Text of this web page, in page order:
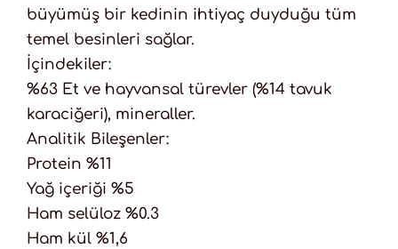
büyümüş bir kedinin ihtiyaç duyduğu tüm
temel besinleri sağlar.
İçindekiler:
%63 Et ve hayvansal türevler (%14 tavuk
karaciğeri), mineraller.
Analitik Bileşenler:
Protein %11
Yağ içeriği %5
Ham selüloz %0.3
Ham kül %1,6